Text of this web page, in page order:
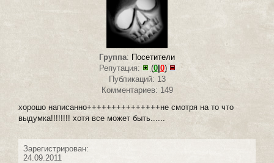
Группа: Посетители
Репутация:
(0| 0)
Публикаций: 13
Комментариев: 149
хорошо написанно+++++++++++++++не смотря на то что
выдумка!!!!!!!! хотя все может быть......
Зарегистрирован:
24.09.2011